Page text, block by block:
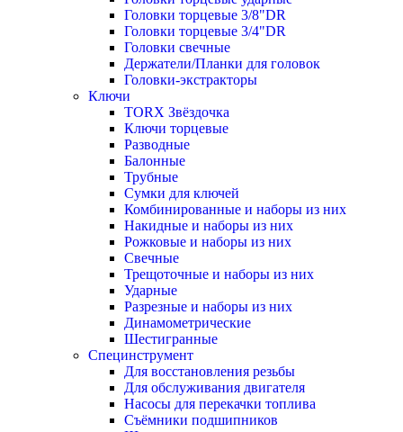
Головки торцевые 3/8"DR
Головки торцевые 3/4"DR
Головки свечные
Держатели/Планки для головок
Головки-экстракторы
Ключи
TORX Звёздочка
Ключи торцевые
Разводные
Балонные
Трубные
Сумки для ключей
Комбинированные и наборы из них
Накидные и наборы из них
Рожковые и наборы из них
Свечные
Трещоточные и наборы из них
Ударные
Разрезные и наборы из них
Динамометрические
Шестигранные
Специнструмент
Для восстановления резьбы
Для обслуживания двигателя
Насосы для перекачки топлива
Съёмники подшипников